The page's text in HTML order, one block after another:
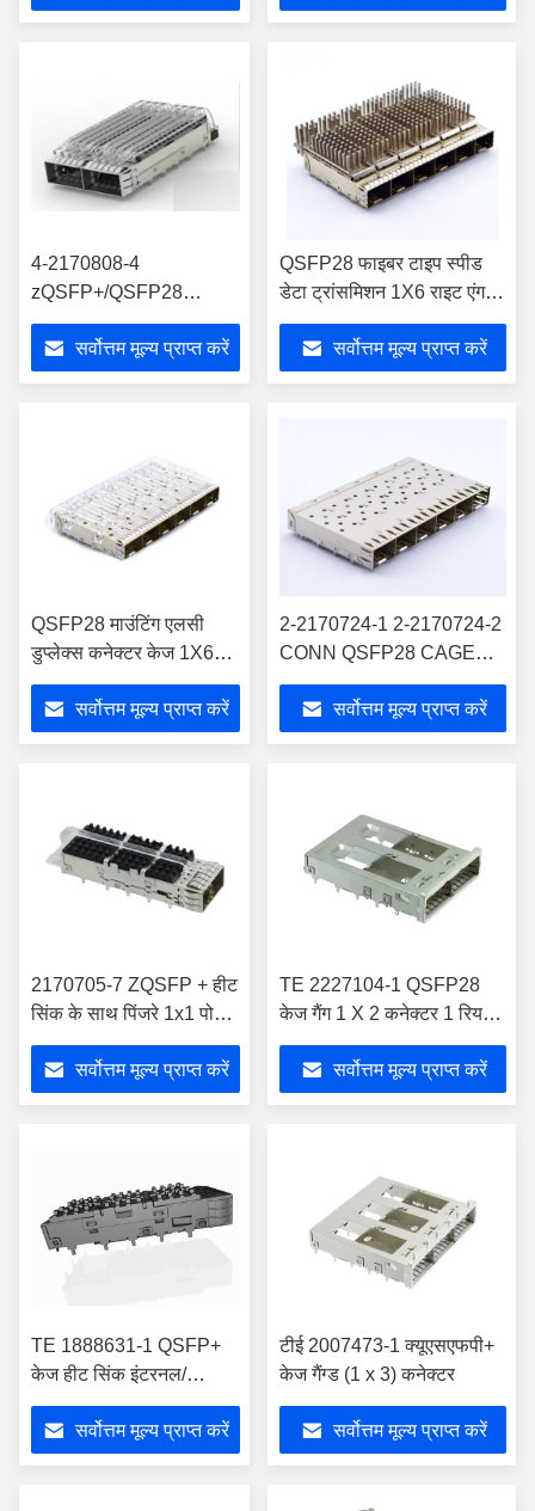
4-2170808-4
zQSFP+/QSFP28
28Gb/s केज असेंबली गैंग्ड
1x2
सर्वोत्तम मूल्य प्राप्त करें
QSFP28 फाइबर टाइप स्पीड
डेटा ट्रांसमिशन 1X6 राइट एंगल
QSFP28 कैज को हीट सिंक के
साथ माउंट करना
सर्वोत्तम मूल्य प्राप्त करें
QSFP28 माउंटिंग एलसी
डुप्लेक्स कनेक्टर केज 1X6
हीट सिंक राइट एंगल के साथ
सर्वोत्तम मूल्य प्राप्त करें
2-2170724-1 2-2170724-2
CONN QSFP28 CAGE
1X6 W / HSINK आर / ए
सर्वोत्तम मूल्य प्राप्त करें
2170705-7 ZQSFP + हीट
सिंक के साथ पिंजरे 1x1 पोर्ट
28 जीबी / एस शामिल
लाइटपाइपसर्वोत्तम मूल्य प्राप्त करें
TE 2227104-1 QSFP28
केज गैंग 1 X 2 कनेक्टर 1 रियर
ईओएन प्रति पोर्ट कॉलम
सर्वोत्तम मूल्य प्राप्त करें
TE 1888631-1 QSFP+
केज हीट सिंक इंटरनल/
एक्सटर्नल ईएमआई स्प्रिंग के
साथ
सर्वोत्तम मूल्य प्राप्त करें
टीई 2007473-1 क्यूएसएफपी+
केज गैंग्ड (1 x 3) कनेक्टर
सर्वोत्तम मूल्य प्राप्त करें